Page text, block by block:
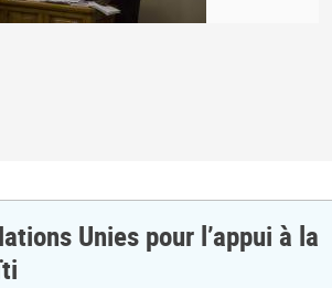
Unies pour l’appui à la